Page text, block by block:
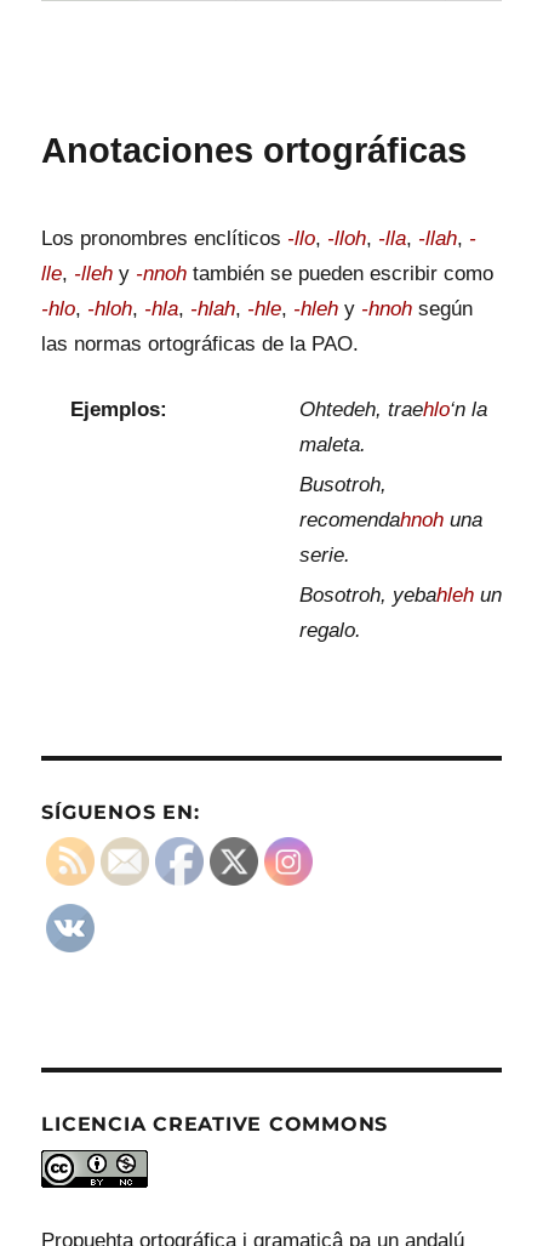
Anotaciones ortográficas
Los pronombres enclíticos -llo, -lloh, -lla, -llah, -
lle, -lleh y -nnoh también se pueden escribir como
-hlo, -hloh, -hla, -hlah, -hle, -hleh y -hnoh según
las normas ortográficas de la PAO.
Ejemplos: Ohtedeh, traehlo‘n la
maleta.
Busotroh,
recomendahnoh una
serie.
Bosotroh, yebahleh un
regalo.
SÍGUENOS EN:
LICENCIA CREATIVE COMMONS
Propuehta ortográfica i gramaticâ pa un andalú